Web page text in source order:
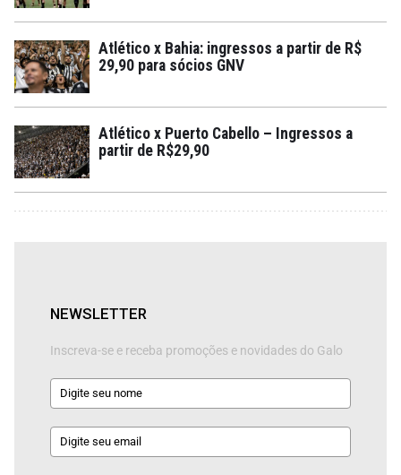
Atlético x Bahia: ingressos a partir de R$
29,90 para sócios GNV
Atlético x Puerto Cabello – Ingressos a
partir de R$29,90
NEWSLETTER
Inscreva-se e receba promoções e novidades do Galo